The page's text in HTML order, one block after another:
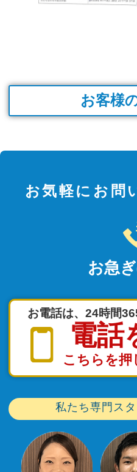
お客様
お気軽にお問
お急
お電話は、24時間
電話
こちらを押
私たち専門ス